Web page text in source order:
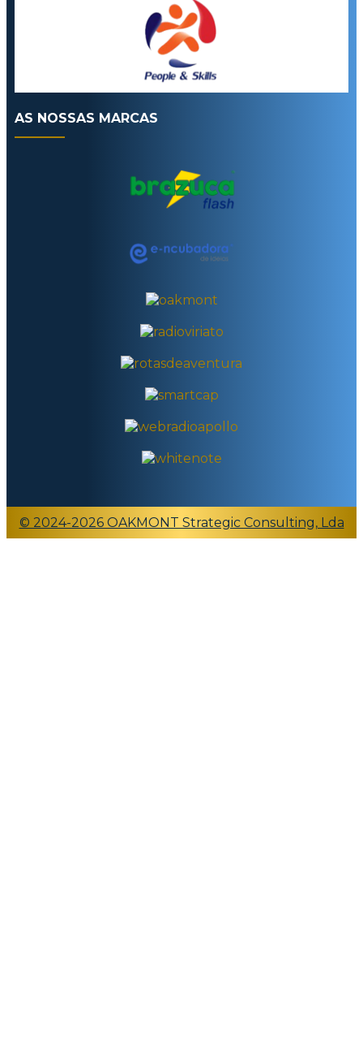
AS NOSSAS MARCAS
© 2024-2026 OAKMONT Strategic Consulting, Lda